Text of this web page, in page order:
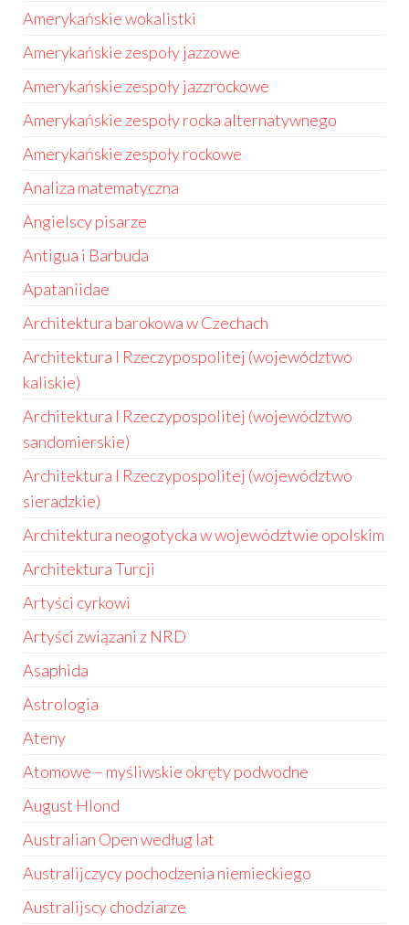
Amerykańskie wokalistki
Amerykańskie zespoły jazzowe
Amerykańskie zespoły jazzrockowe
Amerykańskie zespoły rocka alternatywnego
Amerykańskie zespoły rockowe
Analiza matematyczna
Angielscy pisarze
Antigua i Barbuda
Apataniidae
Architektura barokowa w Czechach
Architektura I Rzeczypospolitej (województwo
kaliskie)
Architektura I Rzeczypospolitej (województwo
sandomierskie)
Architektura I Rzeczypospolitej (województwo
sieradzkie)
Architektura neogotycka w województwie opolskim
Architektura Turcji
Artyści cyrkowi
Artyści związani z NRD
Asaphida
Astrologia
Ateny
Atomowe – myśliwskie okręty podwodne
August Hlond
Australian Open według lat
Australijczycy pochodzenia niemieckiego
Australijscy chodziarze